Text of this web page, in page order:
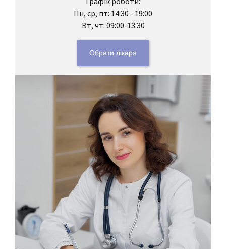
Пн, ср, пт: 14:30 - 19:00
Вт, чт: 09:00-13:30
Обрати лікаря